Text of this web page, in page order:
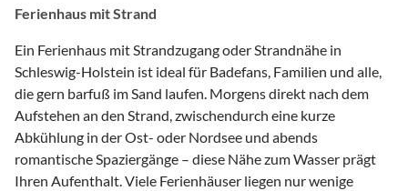
Ferienhaus mit Strand
Ein Ferienhaus mit Strandzugang oder Strandnähe in
Schleswig-Holstein ist ideal für Badefans, Familien und alle,
die gern barfuß im Sand laufen. Morgens direkt nach dem
Aufstehen an den Strand, zwischendurch eine kurze
Abkühlung in der Ost- oder Nordsee und abends
romantische Spaziergänge – diese Nähe zum Wasser prägt
Ihren Aufenthalt. Viele Ferienhäuser liegen nur wenige